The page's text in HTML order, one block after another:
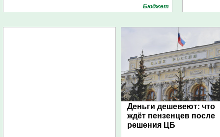
Бюджет
Деньги дешевеют: что
ждёт пензенцев после
решения ЦБ